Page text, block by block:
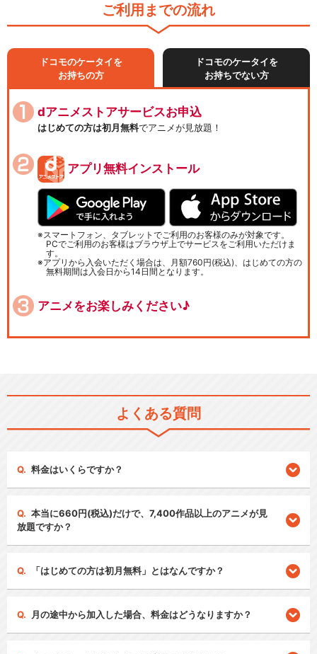
ご利用までの流れ
ドコモのケータイを
お持ちの方
ドコモのケータイを
お持ちでない方
dアニメストアサービスお申込
はじめての方は初月無料でアニメが見放題！
アプリ無料インストール
スマートフォン、タブレットでご利用のお客様のみが対象です。
PCでご利用のお客様はブラウザ上でサービスをご利用いただけま
す。
アプリから入会いただく場合は、月額760円(税込)、はじめての方の
無料期間は入会日から14日間となります。
アニメをお楽しみください♪
よくある質問
料金はいくらですか？
本当に660円(税込)だけで、7,400作品以上のアニメが見
放題ですか？
「はじめての方は初月無料」とはなんですか？
月の途中から加入した場合、料金はどうなりますか？